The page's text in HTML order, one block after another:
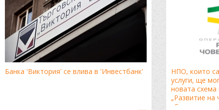
Банка 'Виктория' се влива в 'Инвестбанк'
НПО, които
услуги, ще
новата
„Развитие на
„Социално